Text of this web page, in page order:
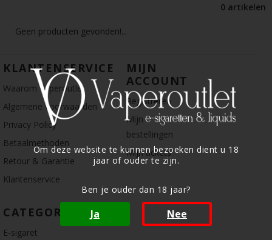
Om deze website te kunnen bezoeken dient u 18
jaar of ouder te zijn.
Ben je ouder dan 18 jaar?
Ja Nee
0 artikelen
Geen producten gevonden!...
KLANTENSERVICE
Waarom Vaperoutlet
Algemene voorwaarden
Privacy Policy
Betaalmethoden
Retour & Garantie
Klantenservice
MIJN
ACCOUNT
Registreren
Mijn
bestellingen
Mijn tickets
CATEGORIE
E-sigaret